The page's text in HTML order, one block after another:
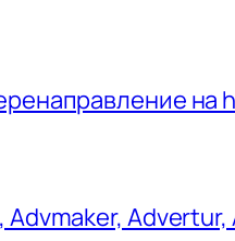
на
Advertur,